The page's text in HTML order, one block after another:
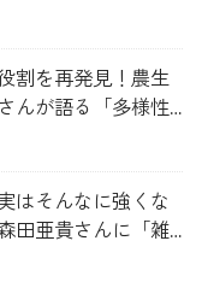
割を再発見！農生
んが語る「多様性
はそんなに強くな
田亜貴さんに「雑